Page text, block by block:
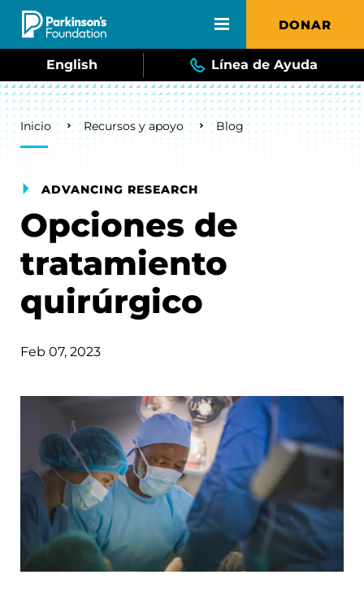
Skip to main content DONAR
English Línea de Ayuda
Breadcrumb
Inicio Recursos y apoyo Blog
ADVANCING RESEARCH
Opciones de
tratamiento
quirúrgico
Feb 07, 2023